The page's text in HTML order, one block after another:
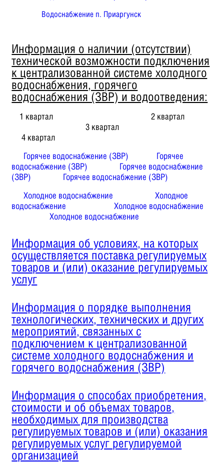
Водоснабжение п. Приаргунск
Информация о наличии (отсутствии)
технической возможности подключения
к централизованной системе холодного
водоснабжения, горячего
водоснабжения (ЗВР) и водоотведения:
1 квартал 2 квартал
3 квартал
4 квартал
Горячее водоснабжение (ЗВР)
Горячее
водоснабжение (ЗВР)
Горячее водоснабжение
(ЗВР)
Горячее водоснабжение (ЗВР)
Холодное водоснабжение
Холодное
водоснабжение
Холодное водоснабжение
Холодное водоснабжение
Информация об условиях, на которых
осуществляется поставка регулируемых
товаров и (или) оказание регулируемых
услуг
Информация о порядке выполнения
технологических, технических и других
мероприятий, связанных с
подключением к централизованной
системе холодного водоснабжения и
горячего водоснабжения (ЗВР)
Информация о способах приобретения,
стоимости и об объемах товаров,
необходимых для производства
регулируемых товаров и (или) оказания
регулируемых услуг регулируемой
организацией